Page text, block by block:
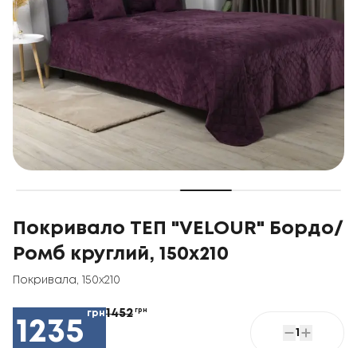
Покривало ТЕП "VELOUR" Бордо/
Ромб круглий, 150x210
Покривала 150x210
1235
грн1452 грн
1